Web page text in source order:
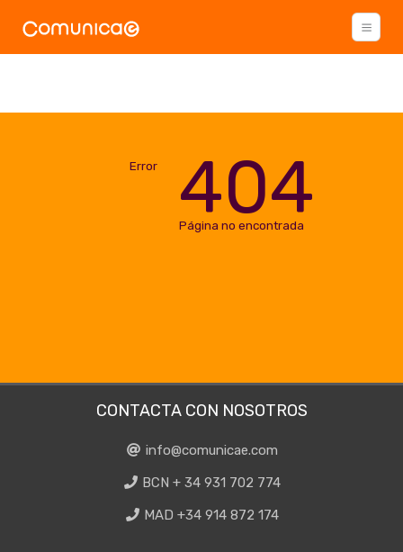
Error 404
Página no encontrada
CONTACTA CON NOSOTROS
info@comunicae.com
BCN + 34 931 702 774
MAD +34 914 872 174